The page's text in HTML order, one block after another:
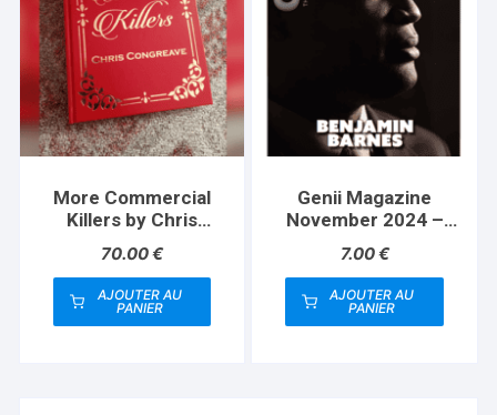
More Commercial
Killers by Chris
70.00€
AJOUTER AU
PANIER
Genii Magazine
November 2024 –
7.00€
AJOUTER AU
PANIER